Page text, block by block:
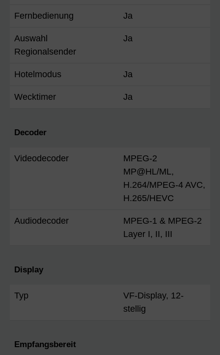
Fernbedienung Ja
Auswahl
Regionalsender
Ja
Hotelmodus Ja
Wecktimer Ja
Decoder
Videodecoder
MPEG-2
MP@HL/ML,
H.264/MPEG-4 AVC,
H.265/HEVC
Audiodecoder
MPEG-1 & MPEG-2
Layer I, II, III
Display
Typ
VF-Display, 12-
stellig
Empfangsbereit